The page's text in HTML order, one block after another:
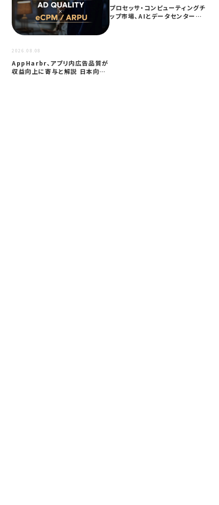
2026.08.08
AppHarbr、アプリ内広告品質が
収益向上に寄与と解説 日本向け
プロセッサ・コンピューティングチ
ップ市場、AIとデータセンター需